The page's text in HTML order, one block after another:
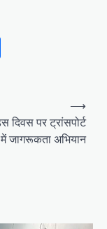
दिवस पर ट्रांसपोर्ट
जागरूकता अभियान
⟶